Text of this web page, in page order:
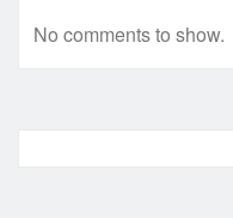
No comments to show.